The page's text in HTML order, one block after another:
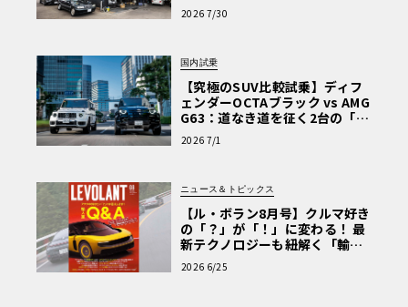
術と、プロがフックス製オイル
を選ぶ理由〈PR〉
2026 7/30
国内試乗
【究極のSUV比較試乗】ディフ
ェンダーOCTAブラック vs AMG
G63：道なき道を征く2台の「対
極的アプローチ」
2026 7/1
ニュース＆トピックス
【ル・ボラン8月号】クルマ好き
の「？」が「！」に変わる！ 最
新テクノロジーも紐解く「輸入
車Q&A」
2026 6/25